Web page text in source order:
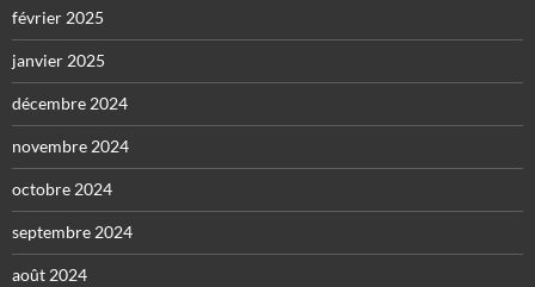
février 2025
janvier 2025
décembre 2024
novembre 2024
octobre 2024
septembre 2024
août 2024